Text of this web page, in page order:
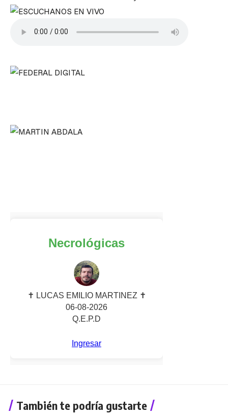
También te podría gustarte